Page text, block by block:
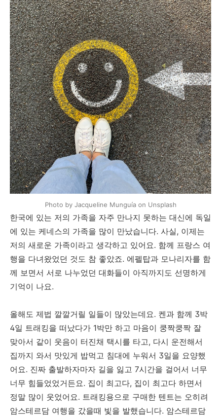
Photo by Jacqueline Munguía on Unsplash
한국에 있는 저의 가족을 자주 만나지 못하는 대신에 독일
에 있는 케네스의 가족을 많이 만났습니다. 사실, 이제는
저의 새로운 가족이라고 생각하고 있어요. 함께 프랑스 여
행을 다녀왔었던 것도 참 좋았죠. 에펠탑과 모나리자를 함
께 보면서 서로 나누었던 대화들이 아직까지도 선명하게
기억이 나요.
올해도 제법 깔깔거릴 일들이 많았는데요. 켄과 함께 3박
4일 트래킹을 떠났다가 1박만 하고 마음이 쿵짝쿵짝 잘
맞아서 같이 웃음이 터진채 택시를 타고, 다시 운전해서
집까지 와서 맛있게 밥먹고 침대에 누워서 3일을 요양했
어요. 진짜 출발하자마자 길을 잃고 7시간을 걸어서 너무
너무 힘들었었거든요. 집이 최고다, 집이 최고다 하면서
정말 많이 웃었어요. 트래킹용으로 구매한 텐트는 오히려
암스테르담 여행을 갔을때 빛을 발했습니다. 암스테르담